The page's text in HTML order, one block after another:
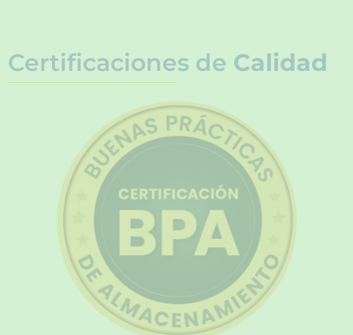
Certificaciones de Calidad